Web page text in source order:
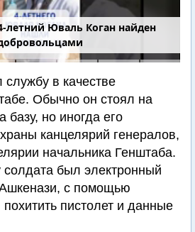
летний Юваль Коган найден
в качестве
Обычно он стоял на
базу, но иногда его
канцелярий генералов,
начальника Генштаба.
солдата был электронный
с помощью
похитить пистолет и данные